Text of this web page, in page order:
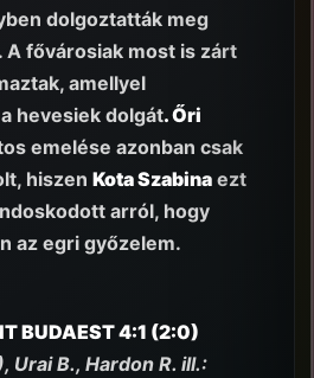
dolgoztatták meg
A fővárosiak most is zárt
amellyel
hevesiek dolgát. Őri
emelése azonban csak
hiszen Kota Szabina ezt
arról, hogy
az egri győzelem.
BUDAEST 4:1 (2:0)
Urai B., Hardon R. ill.: